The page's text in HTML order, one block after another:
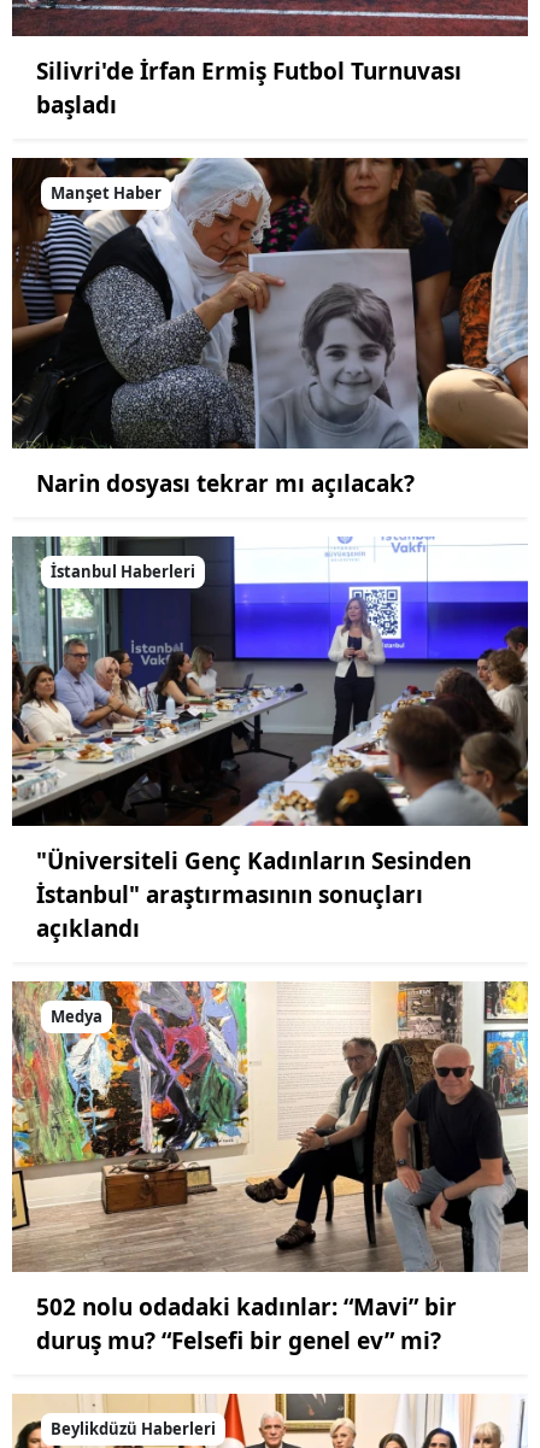
Silivri'de İrfan Ermiş Futbol Turnuvası
başladı
Manşet Haber
Narin dosyası tekrar mı açılacak?
İstanbul Haberleri
"Üniversiteli Genç Kadınların Sesinden
İstanbul" araştırmasının sonuçları
açıklandı
Medya
502 nolu odadaki kadınlar: “Mavi” bir
duruş mu? “Felsefi bir genel ev” mi?
Beylikdüzü Haberleri